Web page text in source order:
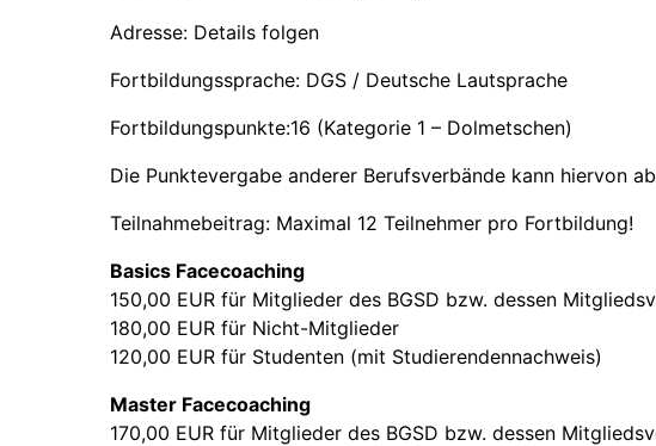
Adresse: Details folgen
Fortbildungssprache: DGS / Deutsche Lautsprache
Fortbildungspunkte:16 (Kategorie 1 – Dolmetschen)
Die Punktevergabe anderer Berufsverbände kann hiervon
Teilnahmebeitrag: Maximal 12 Teilnehmer pro Fortbildung!
Basics Facecoaching
150,00 EUR für Mitglieder des BGSD bzw. dessen
180,00 EUR für Nicht-Mitglieder
120,00 EUR für Studenten (mit Studierendennachweis)
Master Facecoaching
170,00 EUR für Mitglieder des BGSD bzw. dessen